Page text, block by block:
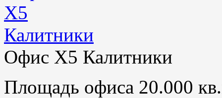
Офис X5 Калитники
Площадь офиса 20.000